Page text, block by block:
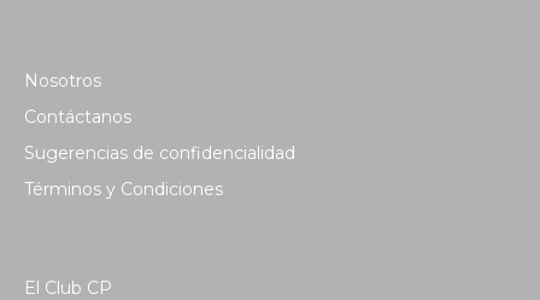
Nosotros
Contáctanos
Sugerencias de confidencialidad
Términos y Condiciones
El Club CP